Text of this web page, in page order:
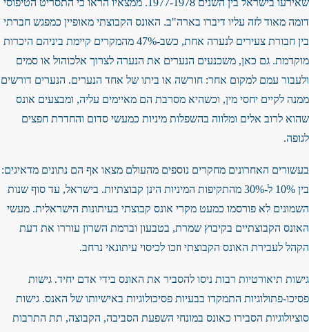
שאירעו בישראל בין השנים 1977-1978. ממצאיו הראו כי התסריט הטיפוסי
דומה מאוד לזה עליו דיברו בארה"ב. האונס הקבוצתי מאופיין כמפגש חברתי
בין חבורת צעירים לנערה אחת, כשב-47% מהמקרים קיימת ביניהם היכרות
מוקדמת. גם כאן, משכנעים הנערים את הנערה לצרוך אלכוהול או סמים
ולעבור עמם למקום אחר: חורשה או ביתו של אחד הנערים. הנערים דורשים
ממנה לקיים יחסי מין, וכשהיא מסרבת הם מאיימים עליה, ומבצעים אונס
שהוא לרוב אלים ומלווה בהשפלות מיניות כמעשי סדום והחדרת חפצים
לגופה.
בעשורים האחרונים מחקרים נוספים מהעולם מצאו אף הם נתונים מדאיגים:
בין 10% ל-30% מהתקיפות המיניות הינן קבוצתיות. בישראל, עד סוף שנות
השמונים לא פורסמו כמעט מקרי אונס קבוצתי בעיתונות הישראלית. מעשי
האונס הקבוצתיים בקיבוץ שמרת, בטבעון וברמת השרון עוררו את דעת
הקהל לעבירת האונס הקבוצתי וזכו לכיסוי עיתונאי נרחב.
גישות תיאורטיות רבות ניסו להסביר את האונס בידי אדם יחיד. גישות
פסיכו-פתולוגיות התמקדו בבעיות פסיכולוגיות באישיותו של האנס. גישות
סוציולוגיות הסבירו כאונס במונחי השפעת הסביבה, הקבוצה, תת התרבות